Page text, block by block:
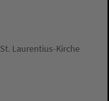
St. Laurentius-Kirche